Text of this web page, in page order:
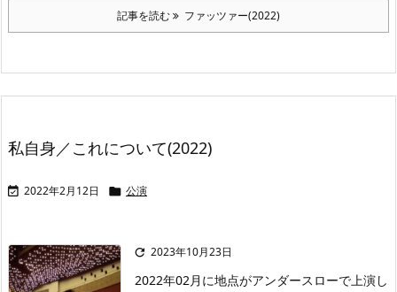
記事を読む ファッツァー(2022)
私自身／これについて(2022)
 2022年2月12日  公演
 2023年10月23日
2022年02月に地点がアンダースローで上演し